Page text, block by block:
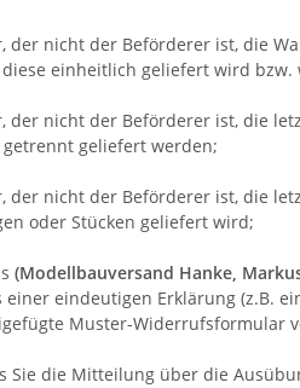
nicht der Beförderer ist, die
einheitlich geliefert wird bzw.
nicht der Beförderer ist, die
geliefert werden;
nicht der Beförderer ist, die
oder Stücken geliefert wird;
(Modellbauversand Hanke,
einer eindeutigen Erklärung (z.B.
Muster-Widerrufsformular
Sie die Mitteilung über die